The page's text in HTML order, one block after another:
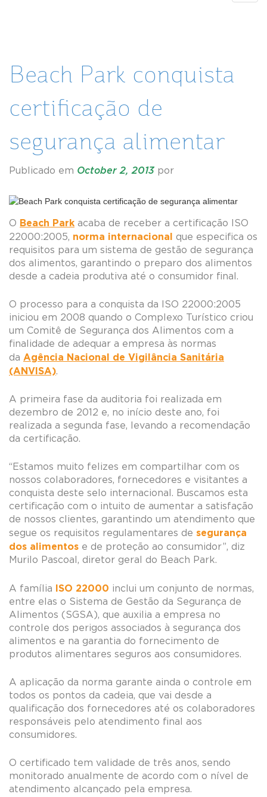
Beach Park conquista
certificação de
segurança alimentar
Publicado em October 2, 2013 por
O Beach Park acaba de receber a certificação ISO
22000:2005, norma internacional que especifica os
requisitos para um sistema de gestão de segurança
dos alimentos, garantindo o preparo dos alimentos
desde a cadeia produtiva até o consumidor final.
O processo para a conquista da ISO 22000:2005
iniciou em 2008 quando o Complexo Turístico criou
um Comitê de Segurança dos Alimentos com a
finalidade de adequar a empresa às normas
da Agência Nacional de Vigilância Sanitária
(ANVISA).
A primeira fase da auditoria foi realizada em
dezembro de 2012 e, no início deste ano, foi
realizada a segunda fase, levando a recomendação
da certificação.
“Estamos muito felizes em compartilhar com os
nossos colaboradores, fornecedores e visitantes a
conquista deste selo internacional. Buscamos esta
certificação com o intuito de aumentar a satisfação
de nossos clientes, garantindo um atendimento que
segue os requisitos regulamentares de segurança
dos alimentos e de proteção ao consumidor”, diz
Murilo Pascoal, diretor geral do Beach Park.
A família ISO 22000 inclui um conjunto de normas,
entre elas o Sistema de Gestão da Segurança de
Alimentos (SGSA), que auxilia a empresa no
controle dos perigos associados à segurança dos
alimentos e na garantia do fornecimento de
produtos alimentares seguros aos consumidores.
A aplicação da norma garante ainda o controle em
todos os pontos da cadeia, que vai desde a
qualificação dos fornecedores até os colaboradores
responsáveis pelo atendimento final aos
consumidores.
O certificado tem validade de três anos, sendo
monitorado anualmente de acordo com o nível de
atendimento alcançado pela empresa.